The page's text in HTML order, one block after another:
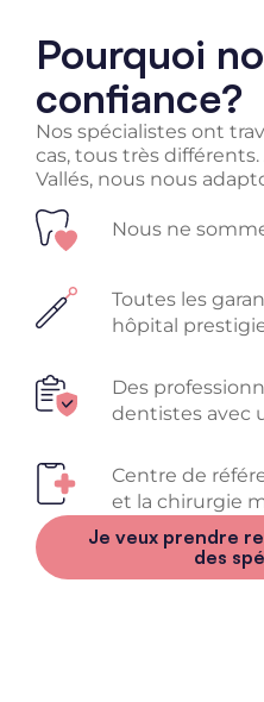
Pourquoi
confiance?
Nos spécialistes ont
cas, tous très
Vallés, nous nous
Nous ne
Toutes les
hôpital
Des
dentistes avec
Centre de
et la chirurgie
Je veux prendre
des